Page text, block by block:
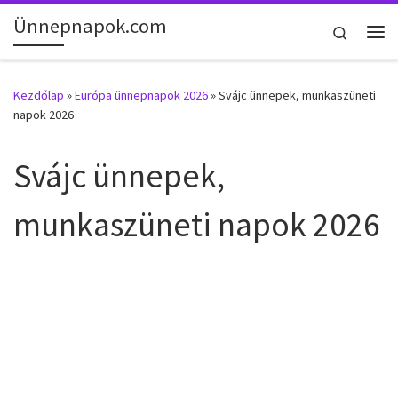
Skip to content
Ünnepnapok.com
Search
Kezdőlap »Európa ünnepnapok 2026»Svájc ünnepek, munkaszüneti
napok 2026
Svájc ünnepek,
munkaszüneti napok 2026